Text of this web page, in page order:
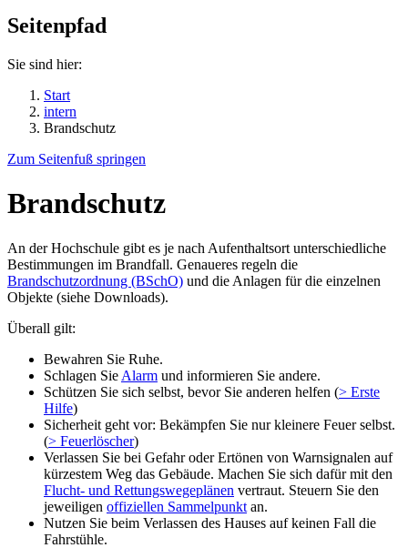
Seitenpfad
Sie sind hier:
Start
intern
Brandschutz
Zum Seitenfuß springen
Brandschutz
An der Hochschule gibt es je nach Aufenthaltsort unterschiedliche
Bestimmungen im Brandfall. Genaueres regeln die
Brandschutzordnung (BSchO) und die Anlagen für die einzelnen
Objekte (siehe Downloads).
Überall gilt:
Bewahren Sie Ruhe.
Schlagen Sie Alarm und informieren Sie andere.
Schützen Sie sich selbst, bevor Sie anderen helfen (> Erste
Hilfe)
Sicherheit geht vor: Bekämpfen Sie nur kleinere Feuer selbst.
(> Feuerlöscher)
Verlassen Sie bei Gefahr oder Ertönen von Warnsignalen auf
kürzestem Weg das Gebäude. Machen Sie sich dafür mit den
Flucht- und Rettungswegeplänen vertraut. Steuern Sie den
jeweiligen offiziellen Sammelpunkt an.
Nutzen Sie beim Verlassen des Hauses auf keinen Fall die
Fahrstühle.